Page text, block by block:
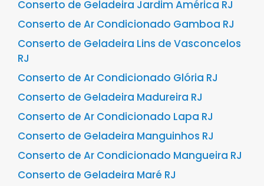
Conserto de Geladeira Jardim América RJ
Conserto de Ar Condicionado Gamboa RJ
Conserto de Geladeira Lins de Vasconcelos
RJ
Conserto de Ar Condicionado Glória RJ
Conserto de Geladeira Madureira RJ
Conserto de Ar Condicionado Lapa RJ
Conserto de Geladeira Manguinhos RJ
Conserto de Ar Condicionado Mangueira RJ
Conserto de Geladeira Maré RJ